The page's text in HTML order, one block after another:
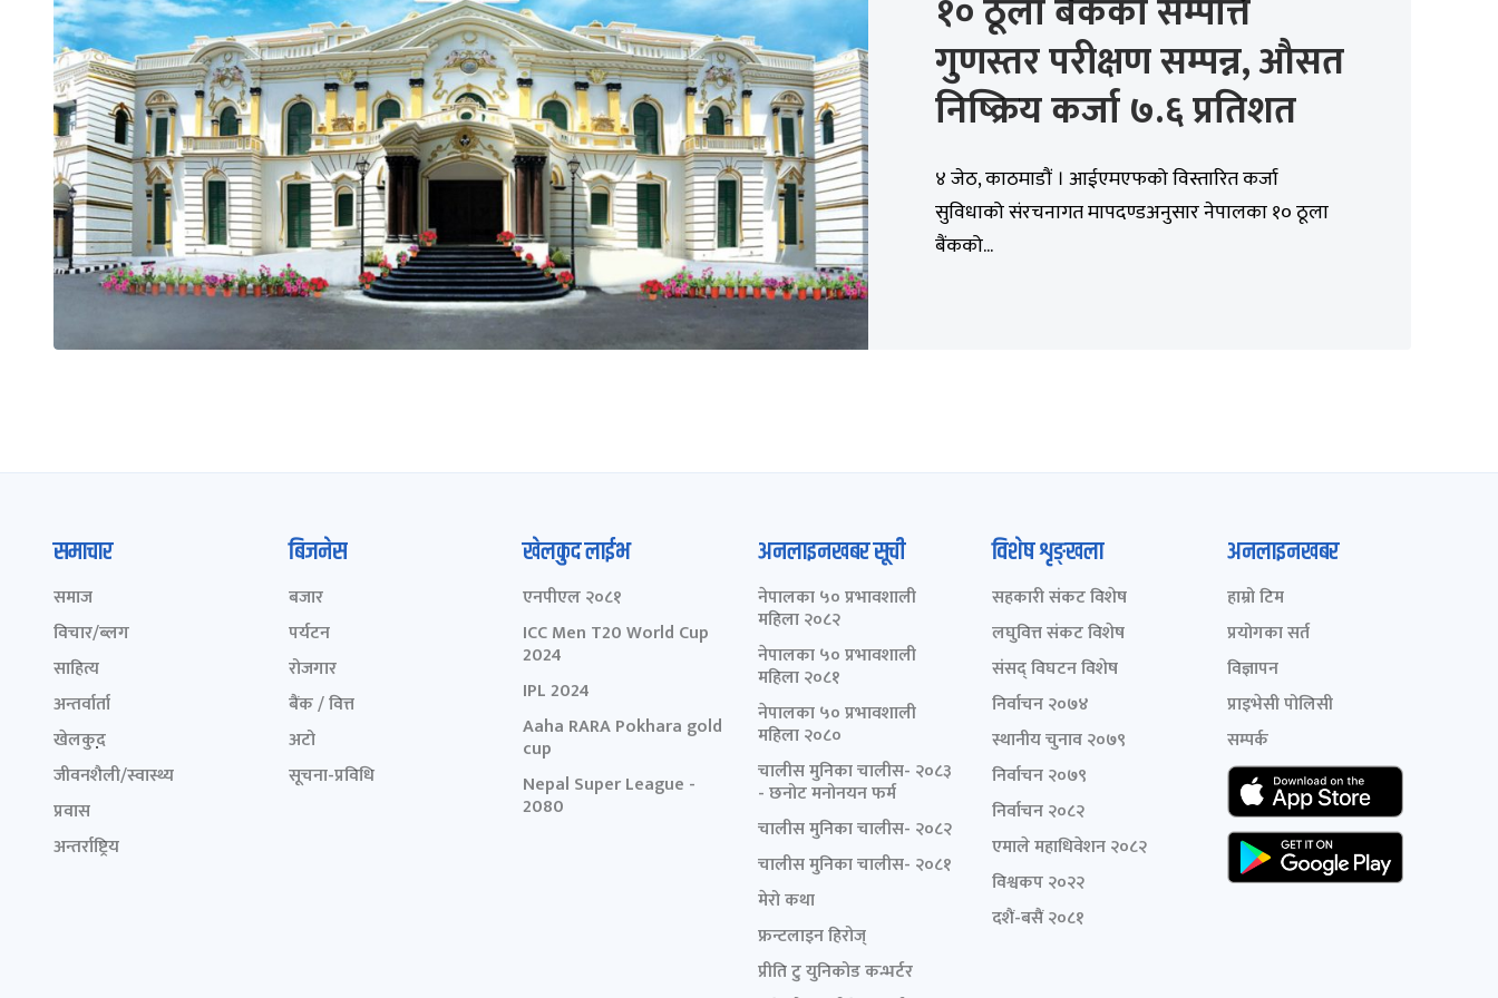
१० ठूला बैंकको सम्पत्ति
गुणस्तर परीक्षण सम्पन्न, औसत
निष्क्रिय कर्जा ७.६ प्रतिशत
४ जेठ, काठमाडौं । आईएमएफको विस्तारित कर्जा
सुविधाको संरचनागत मापदण्डअनुसार नेपालका १० ठूला
बैंकको...
समाचार
समाज
विचार/ब्लग
साहित्य
अन्तर्वार्ता
खेलकुद़़
जीवनशैली/स्वास्थ्य
प्रवास
अन्तर्राष्ट्रिय
बिजनेस
बजार
पर्यटन
रोजगार
बैंक / वित्त
अटो
सूचना-प्रविधि
खेलकुद लाईभ
एनपीएल २०८१
ICC Men T20 World Cup
2024
IPL 2024
Aaha RARA Pokhara gold
cup
Nepal Super League -
2080
अनलाइनखबर सूची
नेपालका ५० प्रभावशाली
महिला २०८२
नेपालका ५० प्रभावशाली
महिला २०८१
नेपालका ५० प्रभावशाली
महिला २०८०
चालीस मुनिका चालीस- २०८३
- छनोट मनोनयन फर्म
चालीस मुनिका चालीस- २०८२
चालीस मुनिका चालीस- २०८१
मेरो कथा
फ्रन्टलाइन हिरोज्
प्रीति टु युनिकोड कन्भर्टर
विशेष शृङ्खला
सहकारी संकट विशेष
लघुवित्त संकट विशेष
संसद् विघटन विशेष
निर्वाचन २०७४
स्थानीय चुनाव २०७९
निर्वाचन २०७९
निर्वाचन २०८२
एमाले महाधिवेशन २०८२
विश्वकप २०२२
दशैं-बसैं २०८१
अनलाइनखबर
हाम्रो टिम
प्रयोगका सर्त
विज्ञापन
प्राइभेसी पोलिसी
सम्पर्क